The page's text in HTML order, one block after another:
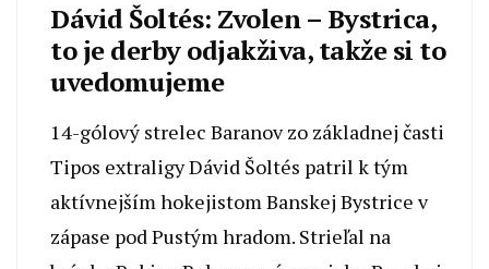
Dávid Šoltés: Zvolen – Bystrica,
to je derby odjakživa, takže si to
uvedomujeme
14-gólový strelec Baranov zo základnej časti
Tipos extraligy Dávid Šoltés patril k tým
aktívnejším hokejistom Banskej Bystrice v
zápase pod Pustým hradom. Strieľal na